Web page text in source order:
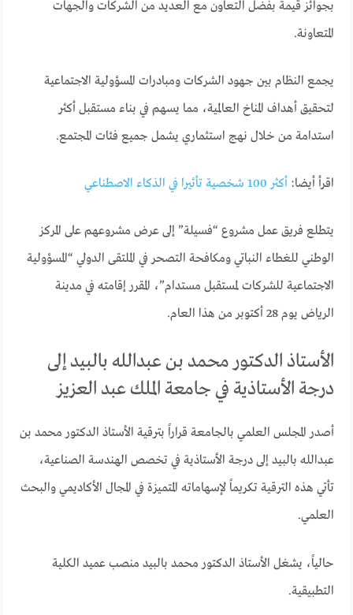
بجوائز قيمة بفضل التعاون مع العديد من الشركات والجهات
المتعاونة.
يجمع النظام بين جهود الشركات ومبادرات المسؤولية الاجتماعية
لتحقيق أهداف المناخ العالمية، مما يسهم في بناء مستقبل أكثر
استدامة من خلال نهج استثماري يشمل جميع فئات المجتمع.
اقرأ أيضا: أكثر 100 شخصية تأثيرا في الذكاء الاصطناعي
يتطلع فريق عمل مشروع “فسيلة” إلى عرض مشروعهم على المركز
الوطني للغطاء النباتي ومكافحة التصحر في الملتقى الدولي “المسؤولية
الاجتماعية للشركات لمستقبل مستدام”، المقرر إقامته في مدينة
الرياض يوم 28 أكتوبر من هذا العام.
الأستاذ الدكتور محمد بن عبدالله بالبيد إلى
درجة الأستاذية في جامعة الملك عبد العزيز
أصدر المجلس العلمي بالجامعة قراراً بترقية الأستاذ الدكتور محمد بن
عبدالله بالبيد إلى درجة الأستاذية في تخصص الهندسة الصناعية،
تأتي هذه الترقية تكريماً لإسهاماته المتميزة في المجال الأكاديمي والبحث
العلمي.
حالياً، يشغل الأستاذ الدكتور محمد بالبيد منصب عميد الكلية
التطبيقية.